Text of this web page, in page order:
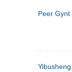
Peer